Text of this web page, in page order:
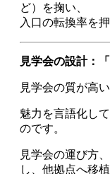
ど）を掬い、
入口の転換率を
見学会の設計：
見学会の質が高
魅力を言語化し
のです。
見学会の運び方
し、他拠点へ移植